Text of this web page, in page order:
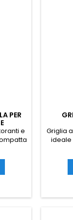
PER
e
brace.
Griglia
ideale
carne